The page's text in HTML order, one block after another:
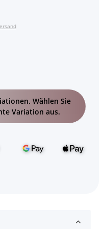
Wählen Sie
Variation aus.